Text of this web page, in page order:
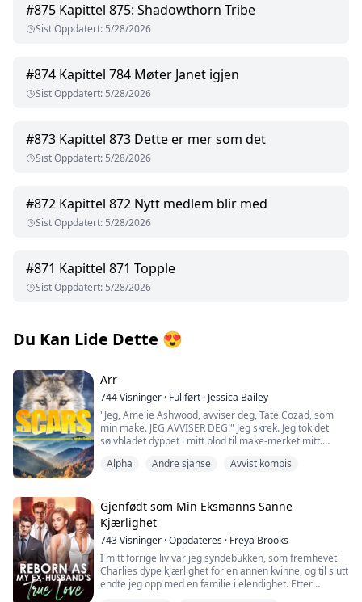
#875 Kapittel 875: Shadowthorn Tribe
Sist Oppdatert: 5/28/2026
#874 Kapittel 784 Møter Janet igjen
Sist Oppdatert: 5/28/2026
#873 Kapittel 873 Dette er mer som det
Sist Oppdatert: 5/28/2026
#872 Kapittel 872 Nytt medlem blir med
Sist Oppdatert: 5/28/2026
#871 Kapittel 871 Topple
Sist Oppdatert: 5/28/2026
Du Kan Lide Dette 😍
Arr
744Visninger · Fullført · Jessica Bailey
"Jeg, Amelie Ashwood, avviser deg, Tate Cozad, som
min make. JEG AVVISER DEG!" Jeg skrek. Jeg tok det
sølvbladet dyppet i mitt blod til make-merket mitt.
rampelyset fra sin Alfa-blodlinje. Hun følte at hun
mannen han utga seg for å være. Amelie ble tvunget til
å utføre Avvisningsritualet for å sette seg selv fri.
Friheten hennes kom med en pris, en stygg svart arr.
"Ingenting! Det er ingenting! Bring henne tilbake!" Jeg
skrek med hele mitt vesen. Jeg visste det før han sa
noe. Jeg følte henne i hjertet mitt si farvel og slippe
Alpha Andre sjanse Avvist kompis
Gjenfødt som Min Eksmanns Sanne
Kjærlighet
743Visninger ·Oppdateres · Freya Brooks
I mitt forrige liv var jeg syndebukken, som fremhevet
Charlies dype kjærlighet for en annen kvinne, og til slutt
endte jeg opp med en familie i elendighet. Etter